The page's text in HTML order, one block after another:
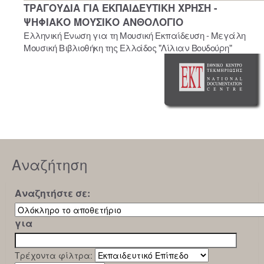
ΤΡΑΓΟΥΔΙΑ ΓΙΑ ΕΚΠΑΙΔΕΥΤΙΚΗ ΧΡΗΣΗ -
ΨΗΦΙΑΚΟ ΜΟΥΣΙΚΟ ΑΝΘΟΛΟΓΙΟ
Ελληνική Ένωση για τη Μουσική Εκπαίδευση - Μεγάλη
Μουσική Βιβλιοθήκη της Ελλάδος "Λίλιαν Βουδούρη"
Αναζήτηση
Αναζητήστε σε:
για
Τρέχοντα φίλτρα: